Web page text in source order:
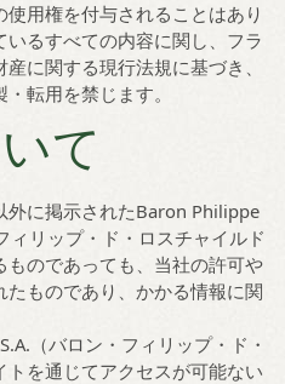
用権を付与されることはあり
るすべての内容に関し、フラ
に関する現行法規に基づき、
転用を禁じます。
て
外に掲示されたBaron Philippe
ィリップ・ド・ロスチャイルド
のであっても、当社の許可や
ものであり、かかる情報に関
（バロン・フィリップ・ド・
を通じてアクセスが可能ない